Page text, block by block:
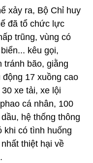
xảy ra, Bộ Chỉ huy
đã tổ chức lực
trũng, vùng có
kêu gọi,
tránh bão, giằng
17 xuồng cao
xe tải, xe lội
cá nhân, 100
hệ thống thông
khi có tình huống
thiệt hại về